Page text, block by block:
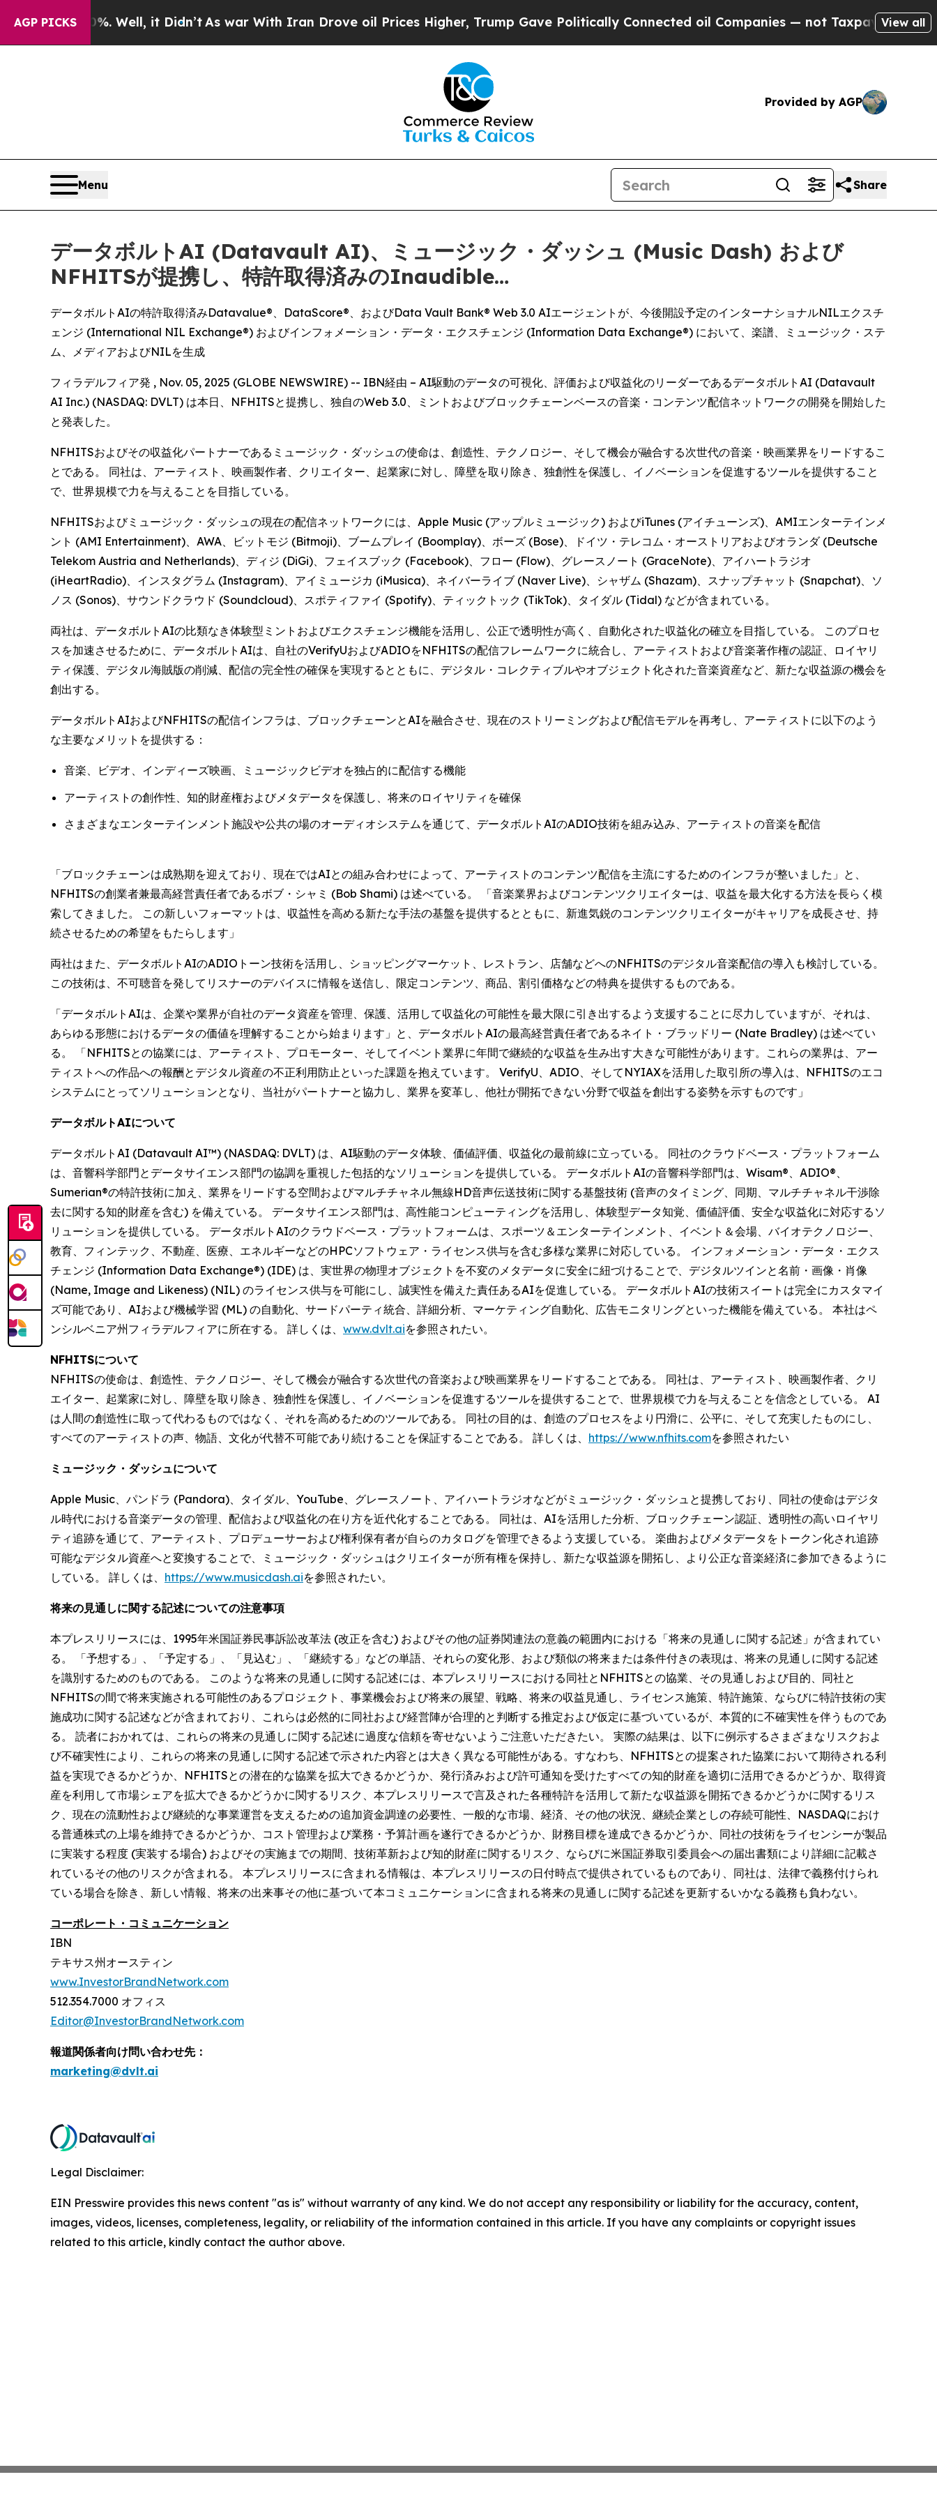
AGP PICKS
40%. Well, it Didn’t As war With Iran Drove oil Prices Higher, Trump Gave Politically Connected oil Companies — not Taxpayers — the Chance
View all
Provided by AGP
Menu Share
データボルトAI (Datavault AI)、ミュージック・ダッシュ (Music Dash) および
NFHITSが提携し、特許取得済みのInaudible…
データボルトAIの特許取得済みDatavalue®、DataScore®、およびData Vault Bank® Web 3.0 AIエージェントが、今後開設予定のインターナショナルNILエクスチ
ェンジ (International NIL Exchange®) およびインフォメーション・データ・エクスチェンジ (Information Data Exchange®) において、楽譜、ミュージック・ステ
ム、メディアおよびNILを生成
フィラデルフィア発 , Nov. 05, 2025 (GLOBE NEWSWIRE) -- IBN経由 – AI駆動のデータの可視化、評価および収益化のリーダーであるデータボルトAI (Datavault
AI Inc.) (NASDAQ: DVLT) は本日、NFHITSと提携し、独自のWeb 3.0、ミントおよびブロックチェーンベースの音楽・コンテンツ配信ネットワークの開発を開始した
と発表した。
NFHITSおよびその収益化パートナーであるミュージック・ダッシュの使命は、創造性、テクノロジー、そして機会が融合する次世代の音楽・映画業界をリードするこ
とである。 同社は、アーティスト、映画製作者、クリエイター、起業家に対し、障壁を取り除き、独創性を保護し、イノベーションを促進するツールを提供すること
で、世界規模で力を与えることを目指している。
NFHITSおよびミュージック・ダッシュの現在の配信ネットワークには、Apple Music (アップルミュージック) およびiTunes (アイチューンズ)、AMIエンターテインメ
ント (AMI Entertainment)、AWA、ビットモジ (Bitmoji)、ブームプレイ (Boomplay)、ボーズ (Bose)、ドイツ・テレコム・オーストリアおよびオランダ (Deutsche
Telekom Austria and Netherlands)、ディジ (DiGi)、フェイスブック (Facebook)、フロー (Flow)、グレースノート (GraceNote)、アイハートラジオ
(iHeartRadio)、インスタグラム (Instagram)、アイミュージカ (iMusica)、ネイバーライブ (Naver Live)、シャザム (Shazam)、スナップチャット (Snapchat)、ソ
ノス (Sonos)、サウンドクラウド (Soundcloud)、スポティファイ (Spotify)、ティックトック (TikTok)、タイダル (Tidal) などが含まれている。
両社は、データボルトAIの比類なき体験型ミントおよびエクスチェンジ機能を活用し、公正で透明性が高く、自動化された収益化の確立を目指している。 このプロセ
スを加速させるために、データボルトAIは、自社のVerifyUおよびADIOをNFHITSの配信フレームワークに統合し、アーティストおよび音楽著作権の認証、ロイヤリ
ティ保護、デジタル海賊版の削減、配信の完全性の確保を実現するとともに、デジタル・コレクティブルやオブジェクト化された音楽資産など、新たな収益源の機会を
創出する。
データボルトAIおよびNFHITSの配信インフラは、ブロックチェーンとAIを融合させ、現在のストリーミングおよび配信モデルを再考し、アーティストに以下のよう
な主要なメリットを提供する：
音楽、ビデオ、インディーズ映画、ミュージックビデオを独占的に配信する機能
アーティストの創作性、知的財産権およびメタデータを保護し、将来のロイヤリティを確保
さまざまなエンターテインメント施設や公共の場のオーディオシステムを通じて、データボルトAIのADIO技術を組み込み、アーティストの音楽を配信
「ブロックチェーンは成熟期を迎えており、現在ではAIとの組み合わせによって、アーティストのコンテンツ配信を主流にするためのインフラが整いました」と、
NFHITSの創業者兼最高経営責任者であるボブ・シャミ (Bob Shami) は述べている。 「音楽業界およびコンテンツクリエイターは、収益を最大化する方法を長らく模
索してきました。 この新しいフォーマットは、収益性を高める新たな手法の基盤を提供するとともに、新進気鋭のコンテンツクリエイターがキャリアを成長させ、持
続させるための希望をもたらします」
両社はまた、データボルトAIのADIOトーン技術を活用し、ショッピングマーケット、レストラン、店舗などへのNFHITSのデジタル音楽配信の導入も検討している。
この技術は、不可聴音を発してリスナーのデバイスに情報を送信し、限定コンテンツ、商品、割引価格などの特典を提供するものである。
「データボルトAIは、企業や業界が自社のデータ資産を管理、保護、活用して収益化の可能性を最大限に引き出するよう支援することに尽力していますが、それは、
あらゆる形態におけるデータの価値を理解することから始まります」と、データボルトAIの最高経営責任者であるネイト・ブラッドリー (Nate Bradley) は述べてい
る。 「NFHITSとの協業には、アーティスト、プロモーター、そしてイベント業界に年間で継続的な収益を生み出す大きな可能性があります。これらの業界は、アー
ティストへの作品への報酬とデジタル資産の不正利用防止といった課題を抱えています。 VerifyU、ADIO、そしてNYIAXを活用した取引所の導入は、NFHITSのエコ
システムにとってソリューションとなり、当社がパートナーと協力し、業界を変革し、他社が開拓できない分野で収益を創出する姿勢を示すものです」
データボルトAIについて
データボルトAI (Datavault AI™) (NASDAQ: DVLT) は、AI駆動のデータ体験、価値評価、収益化の最前線に立っている。 同社のクラウドベース・プラットフォーム
は、音響科学部門とデータサイエンス部門の協調を重視した包括的なソリューションを提供している。 データボルトAIの音響科学部門は、Wisam®、ADIO®、
Sumerian®の特許技術に加え、業界をリードする空間およびマルチチャネル無線HD音声伝送技術に関する基盤技術 (音声のタイミング、同期、マルチチャネル干渉除
去に関する知的財産を含む) を備えている。 データサイエンス部門は、高性能コンピューティングを活用し、体験型データ知覚、価値評価、安全な収益化に対応するソ
リューションを提供している。 データボルトAIのクラウドベース・プラットフォームは、スポーツ＆エンターテインメント、イベント＆会場、バイオテクノロジー、
教育、フィンテック、不動産、医療、エネルギーなどのHPCソフトウェア・ライセンス供与を含む多様な業界に対応している。 インフォメーション・データ・エクス
チェンジ (Information Data Exchange®) (IDE) は、実世界の物理オブジェクトを不変のメタデータに安全に紐づけることで、デジタルツインと名前・画像・肖像
(Name, Image and Likeness) (NIL) のライセンス供与を可能にし、誠実性を備えた責任あるAIを促進している。 データボルトAIの技術スイートは完全にカスタマイ
ズ可能であり、AIおよび機械学習 (ML) の自動化、サードパーティ統合、詳細分析、マーケティング自動化、広告モニタリングといった機能を備えている。 本社はペ
ンシルベニア州フィラデルフィアに所在する。 詳しくは、 www.dvlt.aiを参照されたい。
NFHITSについて
NFHITSの使命は、創造性、テクノロジー、そして機会が融合する次世代の音楽および映画業界をリードすることである。 同社は、アーティスト、映画製作者、クリ
エイター、起業家に対し、障壁を取り除き、独創性を保護し、イノベーションを促進するツールを提供することで、世界規模で力を与えることを信念としている。 AI
は人間の創造性に取って代わるものではなく、それを高めるためのツールである。 同社の目的は、創造のプロセスをより円滑に、公平に、そして充実したものにし、
すべてのアーティストの声、物語、文化が代替不可能であり続けることを保証することである。 詳しくは、 https://www.nfhits.comを参照されたい
ミュージック・ダッシュについて
Apple Music、パンドラ (Pandora)、タイダル、YouTube、グレースノート、アイハートラジオなどがミュージック・ダッシュと提携しており、同社の使命はデジタ
ル時代における音楽データの管理、配信および収益化の在り方を近代化することである。 同社は、AIを活用した分析、ブロックチェーン認証、透明性の高いロイヤリ
ティ追跡を通じて、アーティスト、プロデューサーおよび権利保有者が自らのカタログを管理できるよう支援している。 楽曲およびメタデータをトークン化され追跡
可能なデジタル資産へと変換することで、ミュージック・ダッシュはクリエイターが所有権を保持し、新たな収益源を開拓し、より公正な音楽経済に参加できるように
している。 詳しくは、 https://www.musicdash.aiを参照されたい。
将来の見通しに関する記述についての注意事項
本プレスリリースには、1995年米国証券民事訴訟改革法 (改正を含む) およびその他の証券関連法の意義の範囲内における「将来の見通しに関する記述」が含まれてい
る。 「予想する」、「予定する」、「見込む」、「継続する」などの単語、それらの変化形、および類似の将来または条件付きの表現は、将来の見通しに関する記述
を識別するためのものである。 このような将来の見通しに関する記述には、本プレスリリースにおける同社とNFHITSとの協業、その見通しおよび目的、同社と
NFHITSの間で将来実施される可能性のあるプロジェクト、事業機会および将来の展望、戦略、将来の収益見通し、ライセンス施策、特許施策、ならびに特許技術の実
施成功に関する記述などが含まれており、これらは必然的に同社および経営陣が合理的と判断する推定および仮定に基づいているが、本質的に不確実性を伴うものであ
る。 読者におかれては、これらの将来の見通しに関する記述に過度な信頼を寄せないようご注意いただきたい。 実際の結果は、以下に例示するさまざまなリスクおよ
び不確実性により、これらの将来の見通しに関する記述で示された内容とは大きく異なる可能性がある。すなわち、NFHITSとの提案された協業において期待される利
益を実現できるかどうか、NFHITSとの潜在的な協業を拡大できるかどうか、発行済みおよび許可通知を受けたすべての知的財産を適切に活用できるかどうか、取得資
産を利用して市場シェアを拡大できるかどうかに関するリスク、本プレスリリースで言及された各種特許を活用して新たな収益源を開拓できるかどうかに関するリス
ク、現在の流動性および継続的な事業運営を支えるための追加資金調達の必要性、一般的な市場、経済、その他の状況、継続企業としの存続可能性、NASDAQにおけ
る普通株式の上場を維持できるかどうか、コスト管理および業務・予算計画を遂行できるかどうか、財務目標を達成できるかどうか、同社の技術をライセンシーが製品
に実装する程度 (実装する場合) およびその実施までの期間、技術革新および知的財産に関するリスク、ならびに米国証券取引委員会への届出書類により詳細に記載さ
れているその他のリスクが含まれる。 本プレスリリースに含まれる情報は、本プレスリリースの日付時点で提供されているものであり、同社は、法律で義務付けられ
ている場合を除き、新しい情報、将来の出来事その他に基づいて本コミュニケーションに含まれる将来の見通しに関する記述を更新するいかなる義務も負わない。
コーポレート・コミュニケーション
IBN
テキサス州オースティン
www.InvestorBrandNetwork.com
512.354.7000 オフィス
Editor@InvestorBrandNetwork.com
報道関係者向け問い合わせ先：
marketing@dvlt.ai
Legal Disclaimer:
EIN Presswire provides this news content "as is" without warranty of any kind. We do not accept any responsibility or liability for the accuracy, content,
images, videos, licenses, completeness, legality, or reliability of the information contained in this article. If you have any complaints or copyright issues
related to this article, kindly contact the author above.